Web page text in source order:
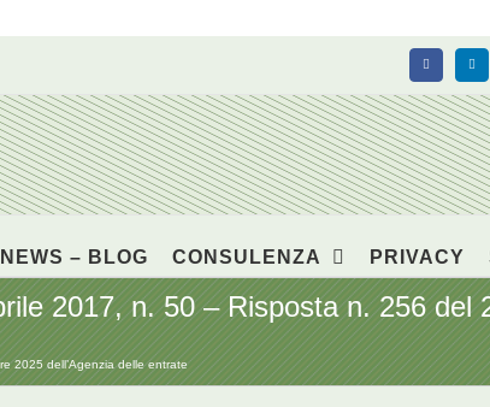
Facebook
NEWS – BLOG CONSULENZA PRIVACY
2017, n. 50 – Risposta n. 256 del
2025 dell’Agenzia delle entrate